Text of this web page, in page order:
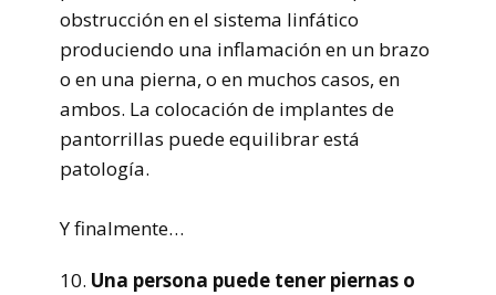
obstrucción en el sistema linfático
produciendo una inflamación en un brazo
o en una pierna, o en muchos casos, en
ambos. La colocación de implantes de
pantorrillas puede equilibrar está
patología.
Y finalmente…
10. Una persona puede tener piernas o